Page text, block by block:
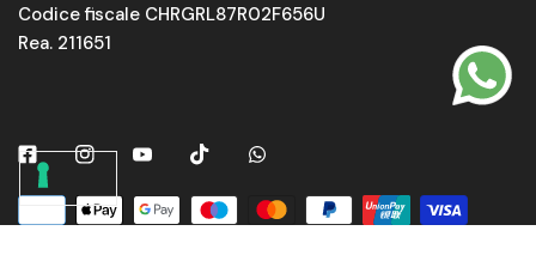
Codice fiscale CHRGRL87R02F656U
Rea. 211651
FacebookInstagramYoutubeTiktok
Metodi